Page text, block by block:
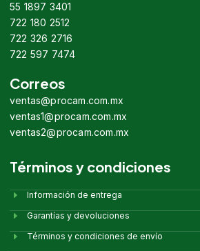
55 1897 3401
722 180 2512
722 326 2716
722 597 7474
Correos
ventas@procam.com.mx
ventas1@procam.com.mx
ventas2@procam.com.mx
Términos y condiciones
Información de entrega
Garantías y devoluciones
Términos y condiciones de envío